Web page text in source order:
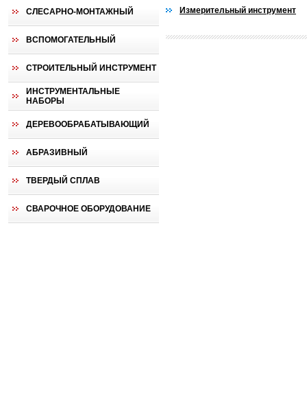
СЛЕСАРНО-МОНТАЖНЫЙ
ВСПОМОГАТЕЛЬНЫЙ
СТРОИТЕЛЬНЫЙ ИНСТРУМЕНТ
ИНСТРУМЕНТАЛЬНЫЕ
НАБОРЫ
ДЕРЕВООБРАБАТЫВАЮЩИЙ
АБРАЗИВНЫЙ
ТВЕРДЫЙ СПЛАВ
СВАРОЧНОЕ ОБОРУДОВАНИЕ
Измерительный инструмент